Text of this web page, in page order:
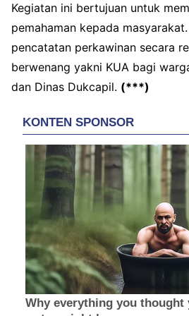
Kegiatan ini bertujuan untuk
pemahaman kepada
pencatatan perkawinan secara
berwenang yakni KUA bagi
dan Dinas Dukcapil. (***)